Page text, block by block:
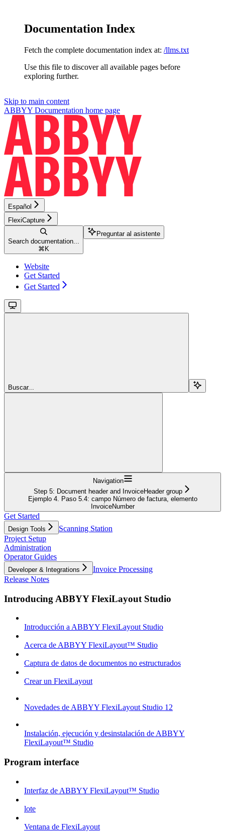
Documentation Index
Fetch the complete documentation index at: /llms.txt
Use this file to discover all available pages before
exploring further.
Skip to main content
ABBYY Documentation home page
Español
FlexiCapture
Search documentation...
⌘ K
Preguntar al asistente
Website
Get Started
Get Started
Buscar...
Navigation
Step 5: Document header and InvoiceHeader group
Ejemplo 4. Paso 5.4: campo Número de factura, elemento
InvoiceNumber
Get Started
Design Tools
Scanning Station
Project Setup
Administration
Operator Guides
Developer & Integrations
Invoice Processing
Release Notes
Introducing ABBYY FlexiLayout Studio
Introducción a ABBYY FlexiLayout Studio
Acerca de ABBYY FlexiLayout™ Studio
Captura de datos de documentos no estructurados
Crear un FlexiLayout
Novedades de ABBYY FlexiLayout Studio 12
Instalación, ejecución y desinstalación de ABBYY
FlexiLayout™ Studio
Program interface
Interfaz de ABBYY FlexiLayout™ Studio
lote
Ventana de FlexiLayout